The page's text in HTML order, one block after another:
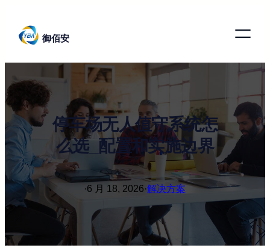
御佰安
停车场无人值守系统怎
么选_配置和实施边界
·6 月 18, 2026·解决方案